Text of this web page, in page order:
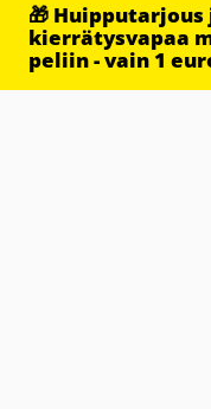
🎁
kierrätysvapaa
peliin - vain 1